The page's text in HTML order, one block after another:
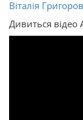
Віталія
Дивиться